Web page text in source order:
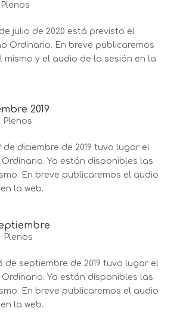
Plenos
julio de 2020 está previsto el
Ordinario. En breve publicaremos
mismo y el audio de la sesión en la
2019
Plenos
de diciembre de 2019 tuvo lugar el
Ya están disponibles las
En breve publicaremos el audio
la web.
Plenos
de septiembre de 2019 tuvo lugar el
Ya están disponibles las
En breve publicaremos el audio
la web.